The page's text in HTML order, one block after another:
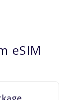
eSIM